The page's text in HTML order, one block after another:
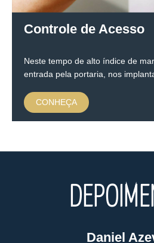
Controle de Acesso
Neste tempo de alto índice de
entrada pela portaria, nos
CONHEÇA
Daniel